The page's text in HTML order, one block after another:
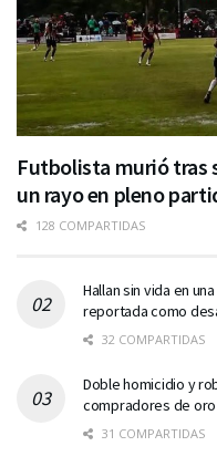
Futbolista murió tras
un rayo en pleno
128 COMPARTIDAS
Hallan sin vida en
reportada como
32 COMPARTIDAS
Doble homicidio y
compradores de
31 COMPARTIDAS